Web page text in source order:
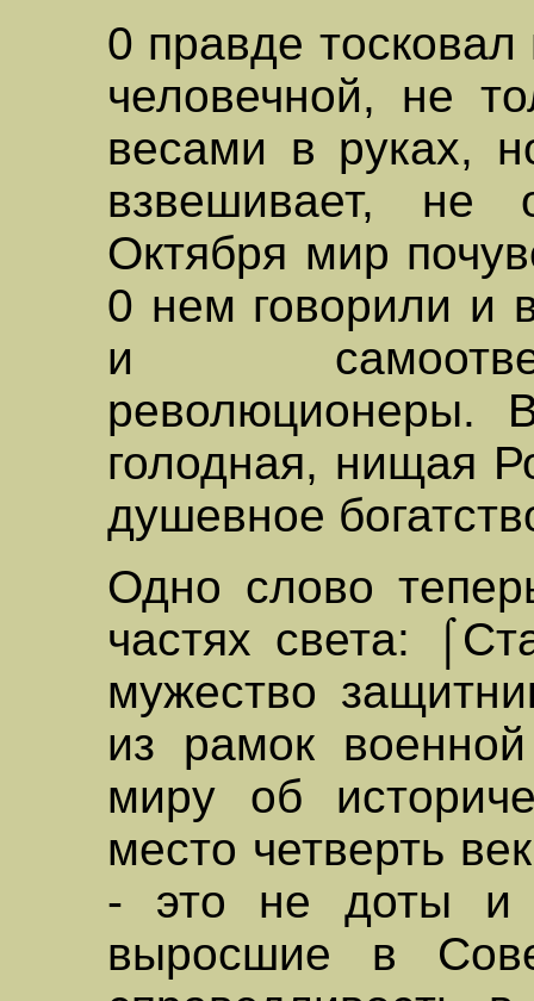
0 правде
человечной, не
весами в руках,
взвешивает, не
Октября мир
0 нем говорили и
и
революционеры.
голодная, нищая
душевное
Одно слово
частях света:
мужество
из рамок
миру об
место четверть
- это не доты и
выросшие в